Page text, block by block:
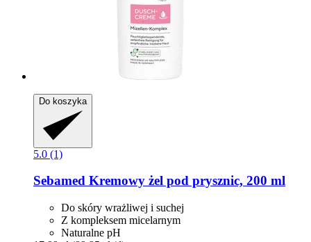
Do koszyka
5.0 (1)
Sebamed Kremowy żel pod prysznic, 200 ml
Do skóry wrażliwej i suchej
Z kompleksem micelarnym
Naturalne pH